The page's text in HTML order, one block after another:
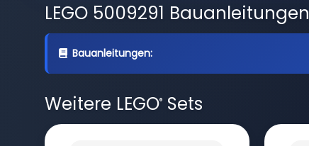
LEGO 5009291 Bauanleitungen
Bauanleitungen:
Weitere LEGO®Sets